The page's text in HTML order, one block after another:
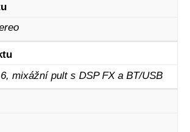
mixážní pult s DSP FX a BT/USB